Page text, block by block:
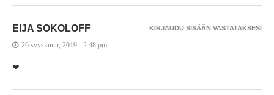
EIJA SOKOLOFF
26 syyskuun, 2019 - 2:48 pm
❤
KIRJAUDU SISÄÄN VASTATAKSESI